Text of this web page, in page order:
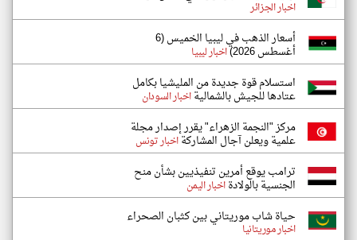
اخبار الجزائر
أسعار الذهب في ليبيا الخميس (6
أغسطس 2026) اخبار ليبيا
استسلام قوة جديدة من المليشيا بكامل
عتادها للجيش بالشماليةاخبار السودان
مركز "النجمة الزهراء" يقرر إصدار مجلة
علمية ويعلن آجال المشاركةاخبار تونس
ترامب يوقع أمرين تنفيذيين بشأن منح
الجنسية بالولادةاخبار اليمن
حياة شاب موريتاني بين كثبان الصحراء
اخبار موريتانيا